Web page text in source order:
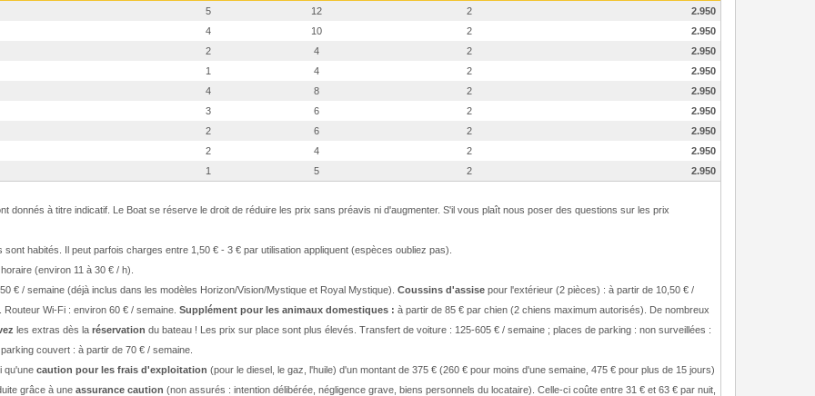
5 12 2
2.950
4 10 2
2.950
2 4 2
2.950
1 4 2
2.950
4 8 2
2.950
3 6 2
2.950
2 6 2
2.950
2 4 2
2.950
1 5 2 2.950
donnés à titre indicatif. Le Boat se réserve le droit de réduire les prix sans préavis ni d'augmenter. S'il vous plaît nous poser des questions sur les prix
habités. Il peut parfois charges entre 1,50 € - 3 € par utilisation appliquent (espèces oubliez pas).
(environ 11 à 30 € / h).
€ / semaine (déjà inclus dans les modèles Horizon/Vision/Mystique et Royal Mystique). Coussins d'assise pour l'extérieur (2 pièces) : à partir de 10,50 € /
Wi-Fi : environ 60 € / semaine. Supplément pour les animaux domestiques : à partir de 85 € par chien (2 chiens maximum autorisés). De nombreux
les extras dès la réservation du bateau ! Les prix sur place sont plus élevés. Transfert de voiture : 125-605 € / semaine ; places de parking : non surveillées :
couvert : à partir de 70 € / semaine.
qu'une caution pour les frais d'exploitation (pour le diesel, le gaz, l'huile) d'un montant de 375 € (260 € pour moins d'une semaine, 475 € pour plus de 15 jours)
grâce à une assurance caution (non assurés : intention délibérée, négligence grave, biens personnels du locataire). Celle-ci coûte entre 31 € et 63 € par nuit,